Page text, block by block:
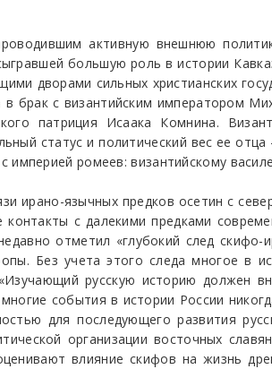
активную внешнюю
большую роль в истории
дворами сильных христианских
брак с византийским императором
патриция Исаака Комнина.
статус и политический вес ее
ромеев: византийскому
ирано-язычных предков осетин с
с далекими предками
отметил «глубокий след
Без учета этого следа многое
русскую историю должен
события в истории России
для последующего развития
организации восточных
влияние скифов на жизнь